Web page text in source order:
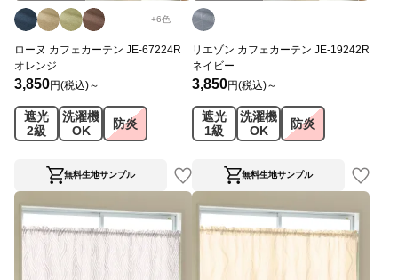
+6色
ローヌ カフェカーテン JE-67224R
オレンジ
3,850円(税込)～
遮光
2級
洗濯機
OK
防炎
無料生地サンプル
リエゾン カフェカーテン JE-19242R
ネイビー
3,850円(税込)～
遮光
1級
洗濯機
OK
防炎
無料生地サンプル